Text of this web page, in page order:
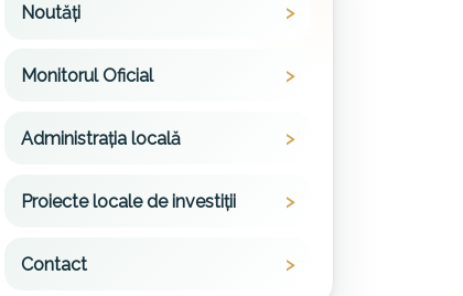
Noutăți
Monitorul Oficial
Administrația locală
Proiecte locale de investiții
Contact